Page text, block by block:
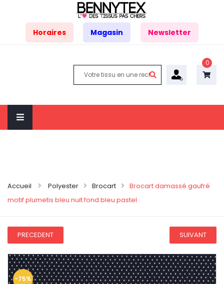
Horaires Magasin Newsletter
0
Accueil Polyester Brocart
Brocart damassé gaufré
motif plumetis bleu nuit fond bleu pastel
PRECEDENT SUIVANT
-75%